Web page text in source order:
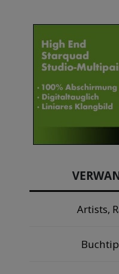
Artists,